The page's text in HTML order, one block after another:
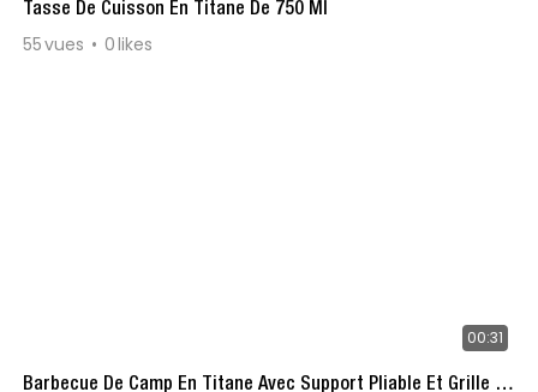
Tasse De Cuisson En Titane De 750 Ml
55vues 0likes
00:31
Barbecue De Camp En Titane Avec Support Pliable Et Grille En